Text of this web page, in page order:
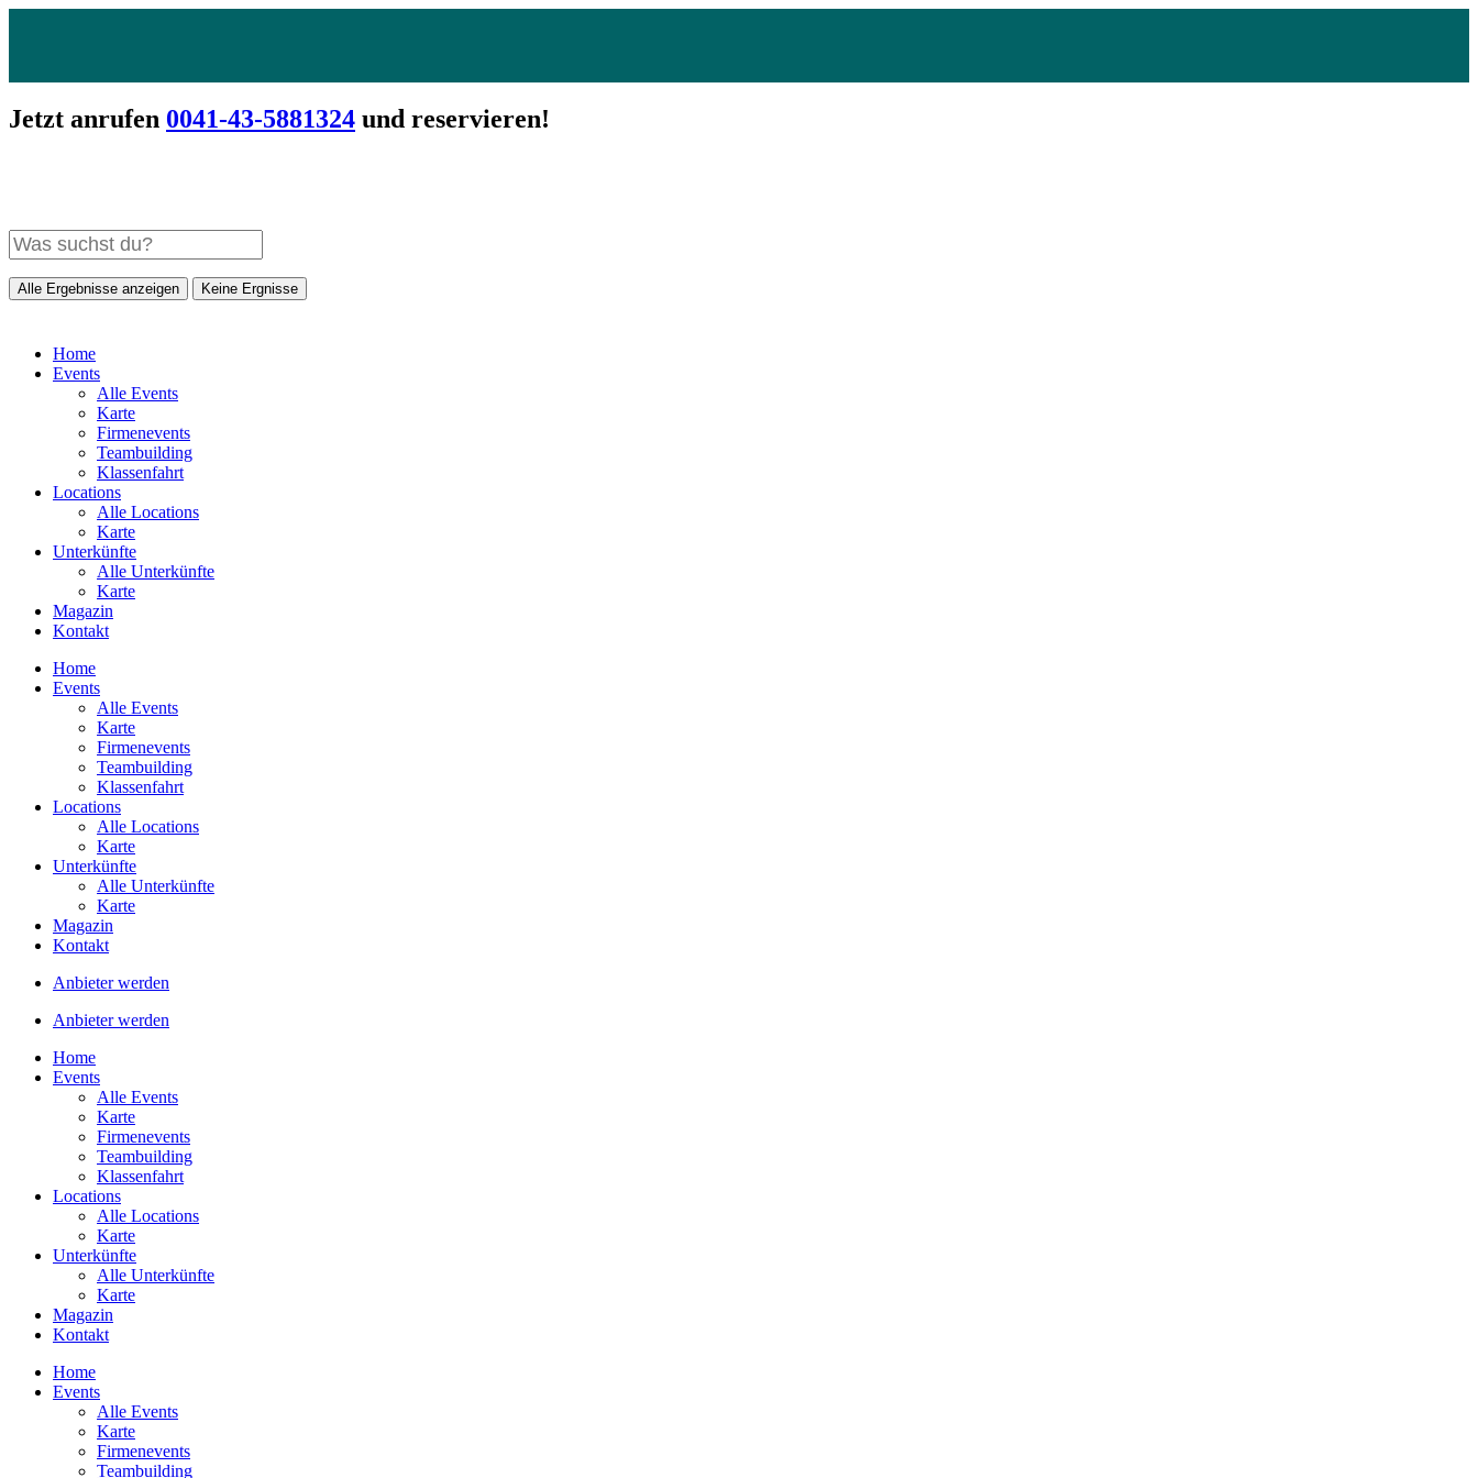
Jetzt anrufen 0041-43-5881324 und reservieren!
Alle Ergebnisse anzeigen Keine Ergnisse
Home
Events
Alle Events
Karte
Firmenevents
Teambuilding
Klassenfahrt
Locations
Alle Locations
Karte
Unterkünfte
Alle Unterkünfte
Karte
Magazin
Kontakt
Home
Events
Alle Events
Karte
Firmenevents
Teambuilding
Klassenfahrt
Locations
Alle Locations
Karte
Unterkünfte
Alle Unterkünfte
Karte
Magazin
Kontakt
Anbieter werden
Anbieter werden
Home
Events
Alle Events
Karte
Firmenevents
Teambuilding
Klassenfahrt
Locations
Alle Locations
Karte
Unterkünfte
Alle Unterkünfte
Karte
Magazin
Kontakt
Home
Events
Alle Events
Karte
Firmenevents
Teambuilding